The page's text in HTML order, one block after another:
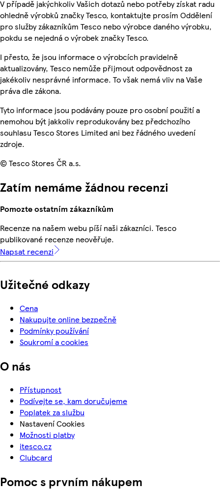
V případě jakýchkoliv Vašich dotazů nebo potřeby získat radu
ohledně výrobků značky Tesco, kontaktujte prosím Oddělení
pro služby zákazníkům Tesco nebo výrobce daného výrobku,
pokdu se nejedná o výrobek značky Tesco.
I přesto, že jsou informace o výrobcích pravidelně
aktualizovány, Tesco nemůže přijmout odpovědnost za
jakékoliv nesprávné informace. To však nemá vliv na Vaše
práva dle zákona.
Tyto informace jsou podávány pouze pro osobní použití a
nemohou být jakkoliv reprodukovány bez předchozího
souhlasu Tesco Stores Limited ani bez řádného uvedení
zdroje.
© Tesco Stores ČR a.s.
Zatím nemáme žádnou recenzi
Pomozte ostatním zákazníkům
Recenze na našem webu píší naši zákazníci. Tesco
publikované recenze neověřuje.
Napsat recenzi
Užitečné odkazy
Cena
Nakupujte online bezpečně
Podmínky používání
Soukromí a cookies
O nás
Přístupnost
Podívejte se, kam doručujeme
Poplatek za službu
Nastavení Cookies
Možnosti platby
itesco.cz
Clubcard
Pomoc s prvním nákupem